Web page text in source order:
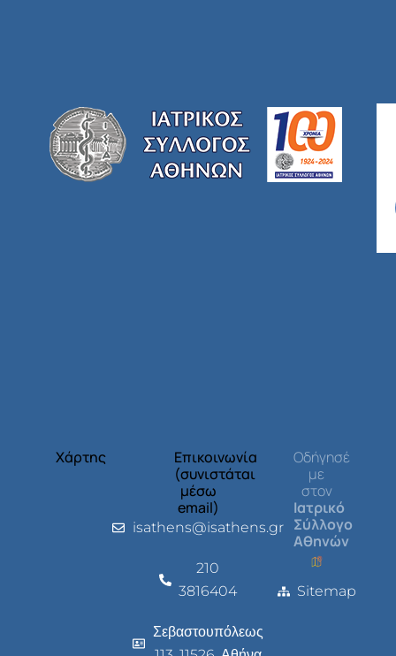
Χάρτης
Επικοινωνία
(συνιστάται
μέσω
email)
isathens@isathens.gr
210
3816404
Σεβαστουπόλεως
Οδήγησέ
με
στον
Ιατρικό
Σύλλογο
Αθηνών
Sitemap